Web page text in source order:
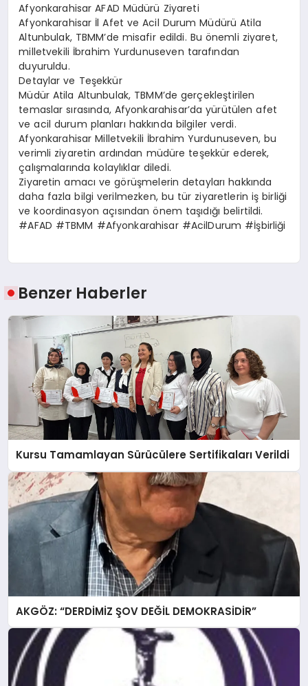
Afyonkarahisar AFAD Müdürü Ziyareti
Afyonkarahisar İl Afet ve Acil Durum Müdürü Atila
Altunbulak, TBMM’de misafir edildi. Bu önemli ziyaret,
milletvekili İbrahim Yurdunuseven tarafından
duyuruldu.
Detaylar ve Teşekkür
Müdür Atila Altunbulak, TBMM’de gerçekleştirilen
temaslar sırasında, Afyonkarahisar’da yürütülen afet
ve acil durum planları hakkında bilgiler verdi.
Afyonkarahisar Milletvekili İbrahim Yurdunuseven, bu
verimli ziyaretin ardından müdüre teşekkür ederek,
çalışmalarında kolaylıklar diledi.
Ziyaretin amacı ve görüşmelerin detayları hakkında
daha fazla bilgi verilmezken, bu tür ziyaretlerin iş birliği
ve koordinasyon açısından önem taşıdığı belirtildi.
#AFAD #TBMM #Afyonkarahisar #AcilDurum #İşbirliği
Benzer Haberler
Kursu Tamamlayan Sürücülere Sertifikaları Verildi
AKGÖZ: “DERDİMİZ ŞOV DEĞİL DEMOKRASİDİR”